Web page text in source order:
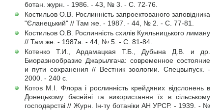
ботан. журн. - 1986. - 43, № 3. - С. 72-76.
Костильов О.В. Рослинність запроектованого заповідника
"Єланецький" // Там же. - 1987. - 44, № 2. - С. 77-81.
Костильов О.В. Рослинність схилів Куяльницького лиману
// Там же. - 1987а. - 44, № 5. - С. 81-84.
Котенко Т.И., Ардамацкая Т.Б., Дубына Д.В. и др.
Биоразнообразие Джарылгача: современное состояние
и пути сохранения // Вестник зоологии. Спецвыпуск. -
2000. - 240 с.
Котов М.І. Флора і рослинність крейдяних відслонень в
Донецькому басейні та використання їх в сільському
господарстві // Журн. Ін-ту ботаніки АН УРСР. - 1939. - №